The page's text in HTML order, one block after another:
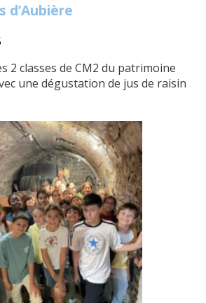
d’Aubière
2 classes de CM2 du patrimoine
une dégustation de jus de raisin